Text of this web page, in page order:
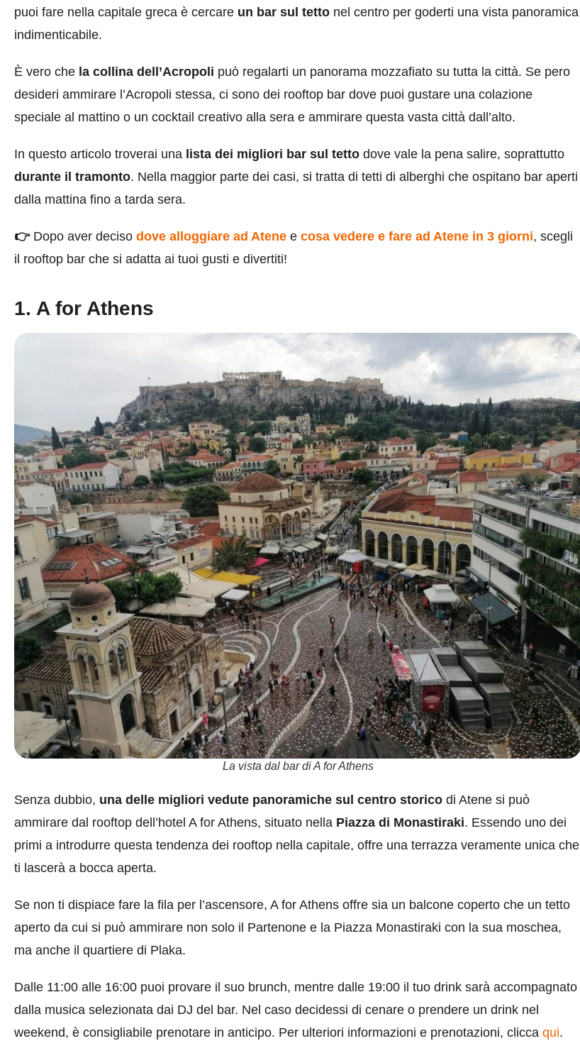
puoi fare nella capitale greca è cercare un bar sul tetto nel centro per goderti una vista panoramica
indimenticabile.
È vero che la collina dell’Acropoli può regalarti un panorama mozzafiato su tutta la città. Se pero
desideri ammirare l’Acropoli stessa, ci sono dei rooftop bar dove puoi gustare una colazione
speciale al mattino o un cocktail creativo alla sera e ammirare questa vasta città dall’alto.
In questo articolo troverai una lista dei migliori bar sul tetto dove vale la pena salire, soprattutto
durante il tramonto. Nella maggior parte dei casi, si tratta di tetti di alberghi che ospitano bar aperti
dalla mattina fino a tarda sera.
👉Dopo aver deciso dove alloggiare ad Atene e cosa vedere e fare ad Atene in 3 giorni, scegli
il rooftop bar che si adatta ai tuoi gusti e divertiti!
1. A for Athens
La vista dal bar di A for Athens
Senza dubbio, una delle migliori vedute panoramiche sul centro storico di Atene si può
ammirare dal rooftop dell’hotel A for Athens, situato nella Piazza di Monastiraki. Essendo uno dei
primi a introdurre questa tendenza dei rooftop nella capitale, offre una terrazza veramente unica che
ti lascerà a bocca aperta.
Se non ti dispiace fare la fila per l’ascensore, A for Athens offre sia un balcone coperto che un tetto
aperto da cui si può ammirare non solo il Partenone e la Piazza Monastiraki con la sua moschea,
ma anche il quartiere di Plaka.
Dalle 11:00 alle 16:00 puoi provare il suo brunch, mentre dalle 19:00 il tuo drink sarà accompagnato
dalla musica selezionata dai DJ del bar. Nel caso decidessi di cenare o prendere un drink nel
weekend, è consigliabile prenotare in anticipo. Per ulteriori informazioni e prenotazioni, clicca qui.